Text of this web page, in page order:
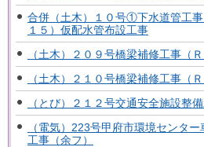
合併（土木）１０号①下水道管工
１５）仮配水管布設工事
（土木）２０９号橋梁補修工事（Ｒ
（土木）２１０号橋梁補修工事（Ｒ
（とび）２１２号交通安全施設整
（電気）223号甲府市環境センタ
工事（余フ）